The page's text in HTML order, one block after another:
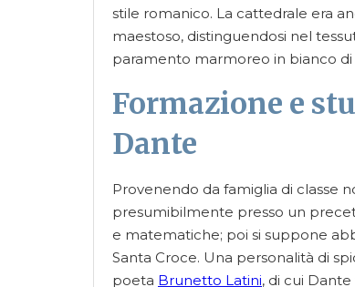
stile romanico. La cattedrale era
maestoso, distinguendosi nel
paramento marmoreo in bianco di
Formazione e
Dante
Provenendo da famiglia di classe
presumibilmente presso un
e matematiche; poi si suppone
Santa Croce. Una personalità di
poeta Brunetto Latini, di cui